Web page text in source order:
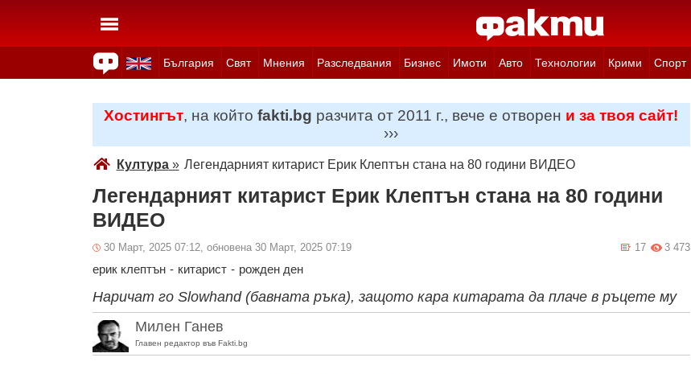
България Свят Мнения Разследвания Бизнес Имоти Авто Технологии Крими Спорт
Хостингът, на койтоfakti.bg разчита от 2011 г., вече е отворен и за твоя сайт!
›››
Култура» Легендарният китарист Ерик Клептън стана на 80 години ВИДЕО
Легендарният китарист Ерик Клептън стана на 80 години
ВИДЕО
30 Март, 2025 07:12, обновена 30 Март, 2025 07:19 3 473
17
ерик клептън - китарист - рожден ден
Наричат го Slowhand (бавната ръка), защото кара китарата да плаче в ръцете му
Милен Ганев
Главен редактор във Fakti.bg